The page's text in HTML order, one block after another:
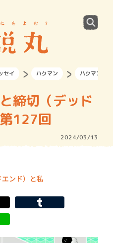
セイ ハクマン ハクマン 部
締切（デッド
127回
2024/03/13
ンド）と私